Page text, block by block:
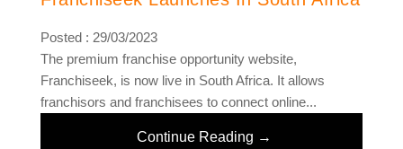
Posted : 29/03/2023
The premium franchise opportunity website,
Franchiseek, is now live in South Africa. It allows
franchisors and franchisees to connect online...
Continue Reading →